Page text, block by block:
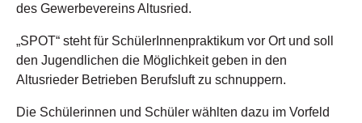
des Gewerbevereins Altusried.
„SPOT“ steht für SchülerInnenpraktikum vor Ort und soll
den Jugendlichen die Möglichkeit geben in den
Altusrieder Betrieben Berufsluft zu schnuppern.
Die Schülerinnen und Schüler wählten dazu im Vorfeld